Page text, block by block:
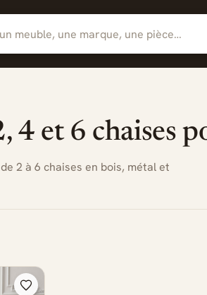
4 et 6 chaises
2 à 6 chaises en bois, métal et